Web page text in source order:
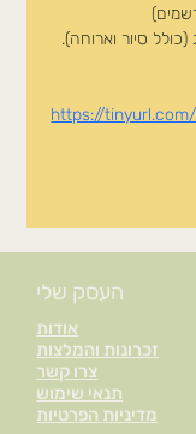
https://
אודות
זכרונות והמלצות
צרו קשר
תנאי שימוש
מדיניות הפרטיות
העסק שלי